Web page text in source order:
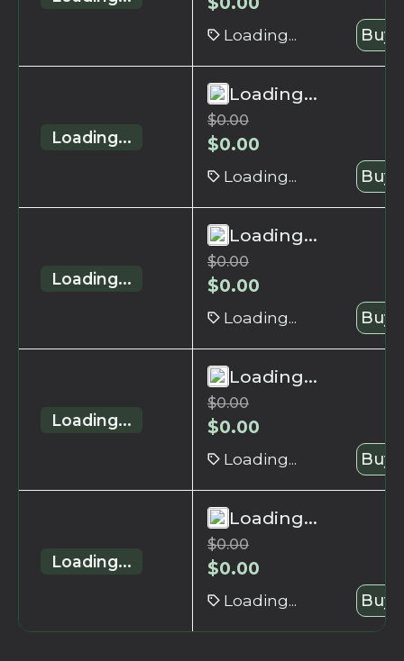
Loading... Buy
Loading...
Loading...
$0.00
$0.00
Loading... Buy
Loading...
Loading...
$0.00
$0.00
Loading... Buy
Loading...
Loading...
$0.00
$0.00
Loading... Buy
Loading...
Loading...
$0.00
$0.00
Loading... Buy